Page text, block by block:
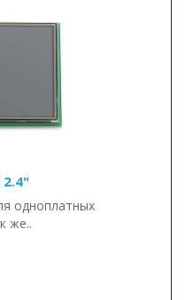
одноплатных
же..